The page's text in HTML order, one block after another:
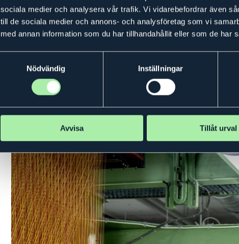
sociala medier och analysera vår trafik. Vi vidarebefordrar även
till de sociala medier och annons- och analysföretag som vi
med annan information som du har tillhandahållit eller som de har
Nödvändig
Inställningar
Avvisa Tillåt urval
Prinsen efter inspirationsföreläsningen. Foto: Anna Sigge.